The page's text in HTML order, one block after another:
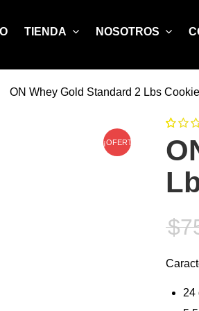
TIENDA NOSOTROS
ON Whey Gold Standard 2 Lbs
¡OFERTA! 0de
50
$
24